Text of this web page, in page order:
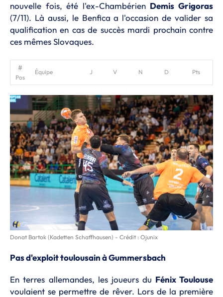
nouvelle fois, été l'ex-Chambérien Demis Grigoras
(7/11). Là aussi, le Benfica a l'occasion de valider sa
qualification en cas de succès mardi prochain contre
ces mêmes Slovaques.
Pos
Équipe J V N D Pts
Donat Bartok (Kadetten Schaffhausen) - Crédit : Ojunix
Pas d'exploit toulousain à Gummersbach
En terres allemandes, les joueurs du Fénix Toulouse
voulaient se permettre de rêver. Lors de la première